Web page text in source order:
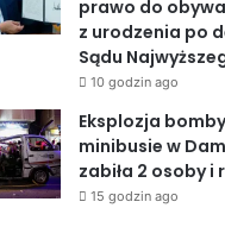
prawo do
z urodzenia po
Sądu
10 godzin ago
Eksplozja
minibusie w
zabiła 2 osoby i
15 godzin ago